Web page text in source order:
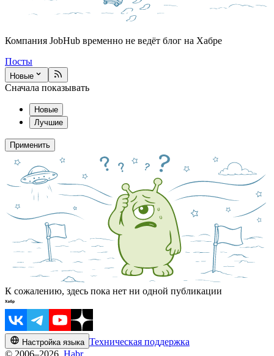
Компания JobHub временно не ведёт блог на Хабре
Посты
Новые
Сначала показывать
Новые
Лучшие
Применить
К сожалению, здесь пока нет ни одной публикации
Настройка языка Техническая поддержка
© 2006–2026, Habr